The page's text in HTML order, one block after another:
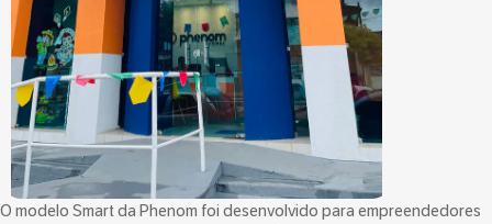
O modelo Smart da Phenom foi desenvolvido para empreendedores